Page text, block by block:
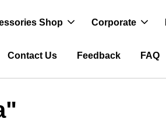
Shop Corporate
Contact Us Feedback FAQ